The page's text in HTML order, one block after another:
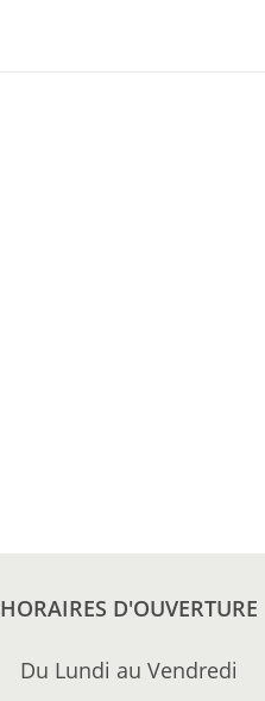
HORAIRES D'OUVERTURE
Du Lundi au Vendredi